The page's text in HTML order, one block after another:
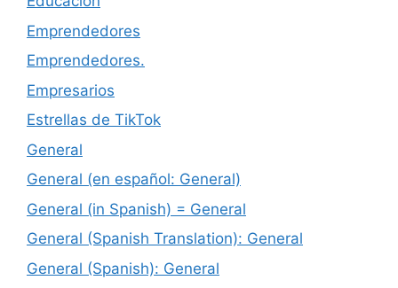
Emprendedores
Emprendedores.
Empresarios
Estrellas de TikTok
General
General (en español: General)
General (in Spanish) = General
General (Spanish Translation): General
General (Spanish): General